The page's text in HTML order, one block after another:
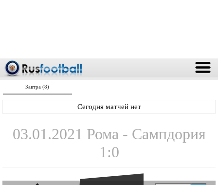
Завтра (8)
Сегодня матчей нет
03.01.2021 Рома - Сампдория
1:0